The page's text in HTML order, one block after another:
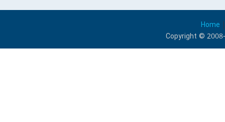
Home
Copyright ©